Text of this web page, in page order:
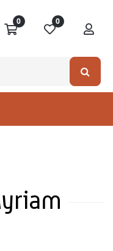
0 0